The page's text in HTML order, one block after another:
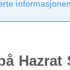
informasjonen.
Hazrat